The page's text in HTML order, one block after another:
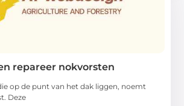
repareer nokvorsten
op de punt van het dak liggen, noemt
Deze